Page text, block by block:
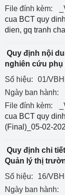
File đính kèm:
cua BCT quy
dien, gq tranh
Quy định nội
nghiên cứu phụ
Số hiệu:
01/
Ngày ban hành:
File đính kèm:
cua BCT quy
(Final)_05-02-
Quy định chi
Quản lý thị
Số hiệu:
16/
Ngày ban hành: